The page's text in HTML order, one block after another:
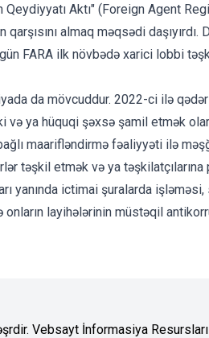
Aktı" (Foreign Agent
almaq məqsədi daşıyırdı.
FARA ilk növbədə xarici lobbi
da mövcuddur. 2022-ci ilə qədər
ya hüquqi şəxsə şamil etmək
maarifləndirmə fəaliyyəti ilə
təşkil etmək və ya təşkilatçılarına
yanında ictimai şuralarda
onların layihələrinin müstəqil
Vebsayt İnformasiya